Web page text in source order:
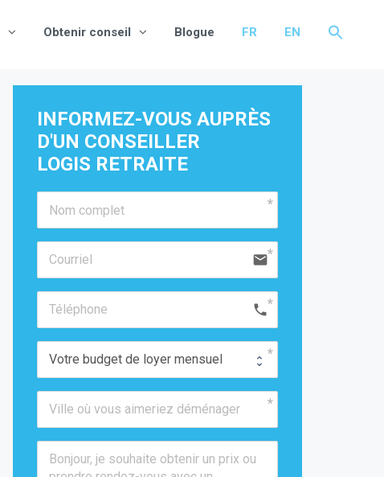
Obtenir conseil Blogue FR EN
INFORMEZ-VOUS AUPRÈS
D'UN CONSEILLER
LOGIS RETRAITE
email
phone